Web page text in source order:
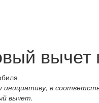
в
вычет.